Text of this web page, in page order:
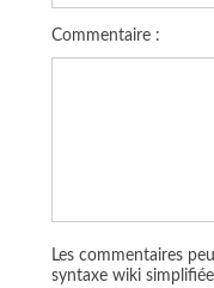
Commentaire :
Les commentaires
syntaxe wiki